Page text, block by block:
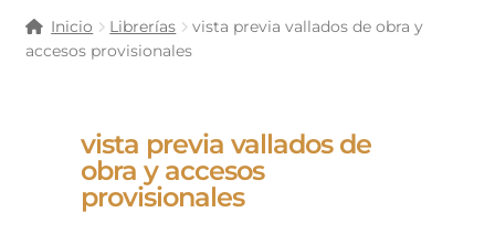
Inicio Librerías
vista previa vallados de obra y
accesos provisionales
vista previa vallados de
obra y accesos
provisionales